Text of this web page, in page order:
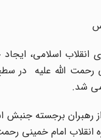
انقلاب اسلامی،
الله علیه ‏ در
شد.
رهبران برجسته
انقلاب امام خمینی